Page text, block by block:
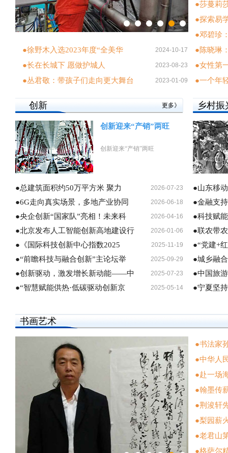
●莎蔓莉
●探索易
●邓碧珍
●徐野木入选2023年度“全美华
2024-10-17
●陈晓琳
●长在长城下 愿做护城人
2023-08-23
●女性第
●丛君敬：带孩子们走向更大舞台
2023-01-09 ●一个年
创新 更多》
创新迎来“产销”两旺
创新迎来“产销”两旺
●总建筑面积约50万平方米 聚力 2026-07-23
●6G走向真实场景，多地产业协同 2026-06-18
●央企创新“国家队”亮相！未来科 2026-04-16
●北京发布人工智能创新高地建设行 2026-01-06
●《国际科技创新中心指数2025 2025-11-19
●“前瞻科技与融合创新”主论坛举 2025-09-29
●创新驱动，激发增长新动能——中 2025-07-23
●“智慧赋能供热·低碳驱动创新京 2025-05-14
乡村振
●山东移
●金融支
●科技赋
●联农带
●“党建+
●城乡融
●中国旅
●宁夏坚
书画艺术
●书法家
●中华人
●赴一场
●翰墨传
●荆浚轩
●梨园薪
●老君山
●格萨尔